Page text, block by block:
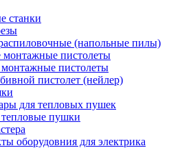
станки
(напольные пилы)
монтажные пистолеты
монтажные пистолеты
пистолет (нейлер)
для тепловых пушек
тепловые пушки
оборудовния для электрика